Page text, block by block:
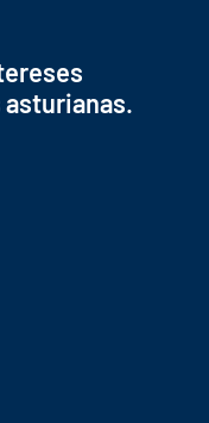
asturianas.